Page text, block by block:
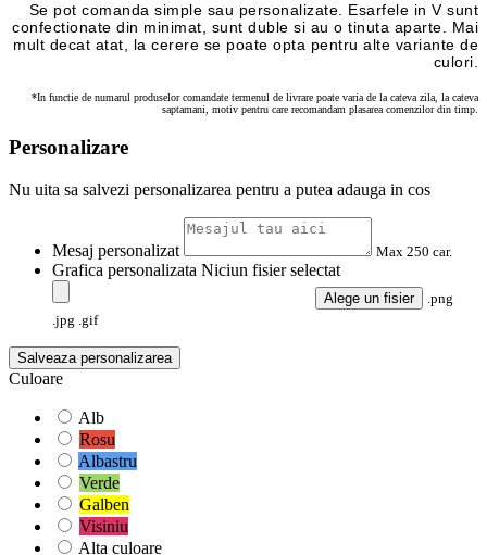
Se pot comanda simple sau personalizate. Esarfele in V sunt
confectionate din minimat, sunt duble si au o tinuta aparte. Mai
mult decat atat, la cerere se poate opta pentru alte variante de
culori.
*In functie de numarul produselor comandate termenul de livrare poate varia de la cateva zila, la cateva
saptamani, motiv pentru care recomandam plasarea comenzilor din timp.
Personalizare
Nu uita sa salvezi personalizarea pentru a putea adauga in cos
Mesaj personalizat Max 250 car.
Grafica personalizata Niciun fisier selectat
Alege un fisier
.png
.jpg .gif
Salveaza personalizarea
Culoare
Alb
Rosu
Albastru
Verde
Galben
Visiniu
Alta culoare